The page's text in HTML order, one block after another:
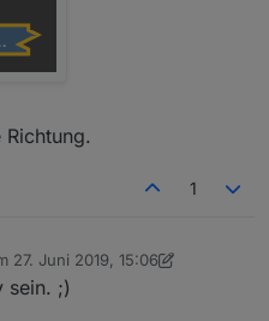
1
27. Juni 2019, 15:06
von padrino
sein. ;)